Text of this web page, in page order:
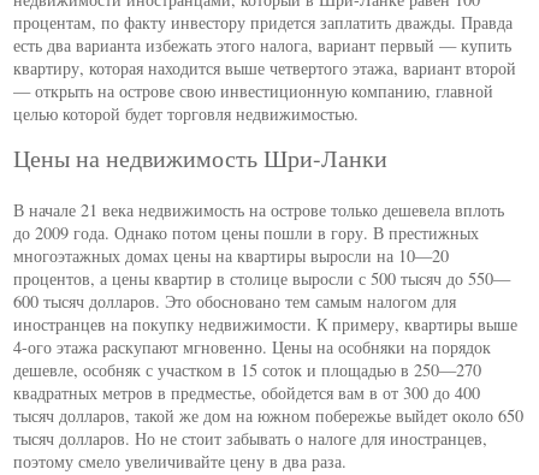
процентам, по факту инвестору придется заплатить дважды. Правда
есть два варианта избежать этого налога, вариант первый — купить
квартиру, которая находится выше четвертого этажа, вариант второй
— открыть на острове свою инвестиционную компанию, главной
целью которой будет торговля недвижимостью.
Цены на недвижимость Шри-Ланки
В начале 21 века недвижимость на острове только дешевела вплоть
до 2009 года. Однако потом цены пошли в гору. В престижных
многоэтажных домах цены на квартиры выросли на 10—20
процентов, а цены квартир в столице выросли с 500 тысяч до 550—
600 тысяч долларов. Это обосновано тем самым налогом для
иностранцев на покупку недвижимости. К примеру, квартиры выше
4-ого этажа раскупают мгновенно. Цены на особняки на порядок
дешевле, особняк с участком в 15 соток и площадью в 250—270
квадратных метров в предместье, обойдется вам в от 300 до 400
тысяч долларов, такой же дом на южном побережье выйдет около 650
тысяч долларов. Но не стоит забывать о налоге для иностранцев,
поэтому смело увеличивайте цену в два раза.